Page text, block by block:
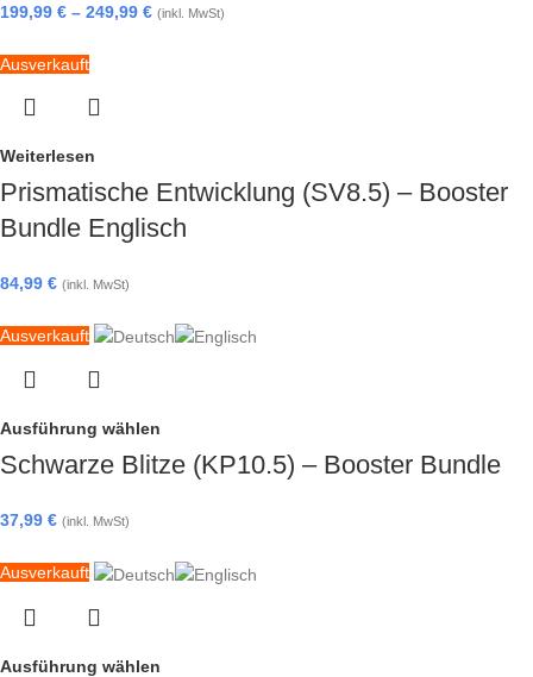
199,99 € – 249,99 € (inkl. MwSt)
Ausverkauft
Weiterlesen
Prismatische Entwicklung (SV8.5) – Booster
Bundle Englisch
84,99 € (inkl. MwSt)
Ausverkauft
Ausführung wählen
Schwarze Blitze (KP10.5) – Booster Bundle
37,99 € (inkl. MwSt)
Ausverkauft
Ausführung wählen